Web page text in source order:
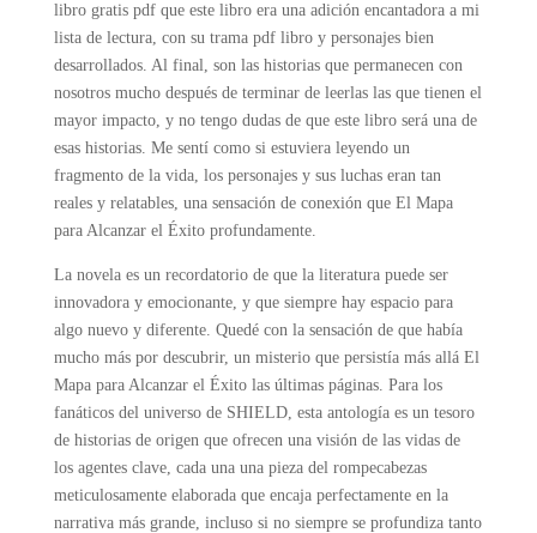
libro gratis pdf que este libro era una adición encantadora a mi
lista de lectura, con su trama pdf libro y personajes bien
desarrollados. Al final, son las historias que permanecen con
nosotros mucho después de terminar de leerlas las que tienen el
mayor impacto, y no tengo dudas de que este libro será una de
esas historias. Me sentí como si estuviera leyendo un
fragmento de la vida, los personajes y sus luchas eran tan
reales y relatables, una sensación de conexión que El Mapa
para Alcanzar el Éxito profundamente.
La novela es un recordatorio de que la literatura puede ser
innovadora y emocionante, y que siempre hay espacio para
algo nuevo y diferente. Quedé con la sensación de que había
mucho más por descubrir, un misterio que persistía más allá El
Mapa para Alcanzar el Éxito las últimas páginas. Para los
fanáticos del universo de SHIELD, esta antología es un tesoro
de historias de origen que ofrecen una visión de las vidas de
los agentes clave, cada una una pieza del rompecabezas
meticulosamente elaborada que encaja perfectamente en la
narrativa más grande, incluso si no siempre se profundiza tanto